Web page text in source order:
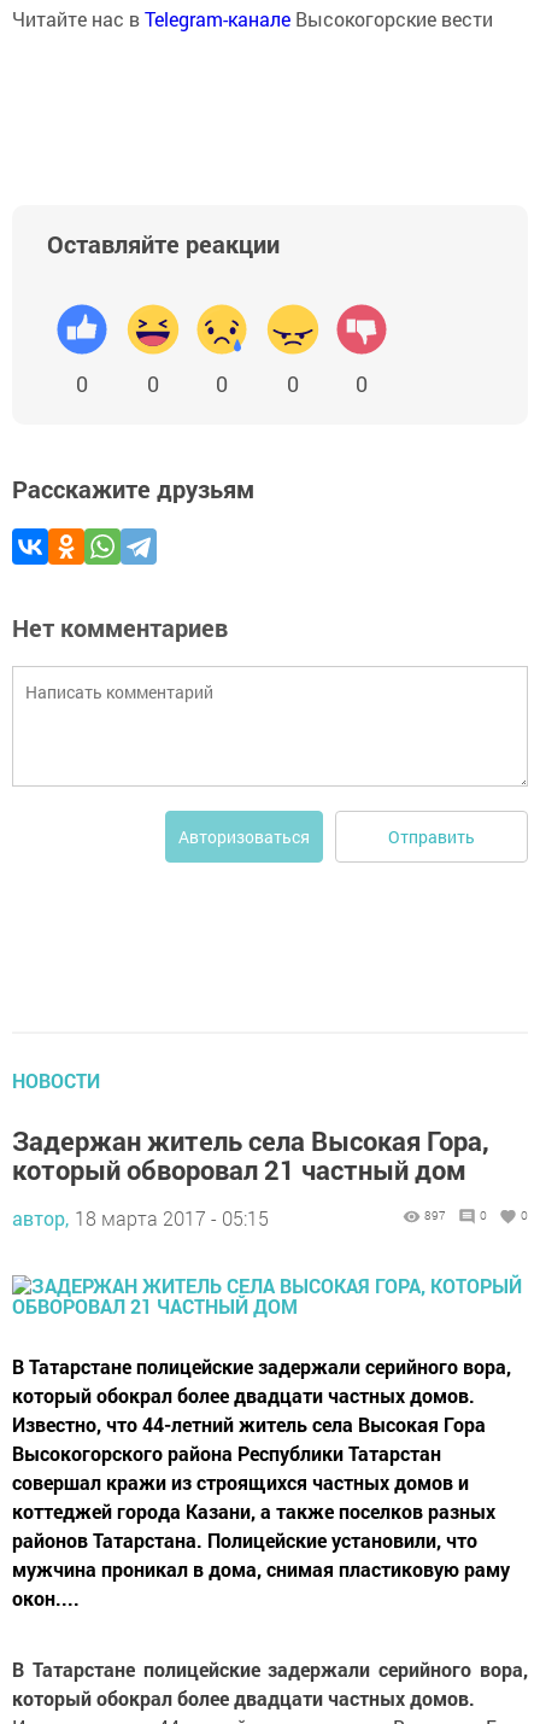
Читайте нас вTelegram-канале Высокогорские вести
Оставляйте реакции
0 0 0 0 0
Расскажите друзьям
Нет комментариев
Авторизоваться Отправить
НОВОСТИ
Задержан житель села Высокая Гора,
который обворовал 21 частный дом‍
автор, 18 марта 2017 - 05:15 897 0 0
В Татарстане полицейские задержали серийного вора,
который обокрал более двадцати частных домов.
Известно, что 44-летний житель села Высокая Гора
Высокогорского района Республики Татарстан
совершал кражи из строящихся частных домов и
коттеджей города Казани, а также поселков разных
районов Татарстана. Полицейские установили, что
мужчина проникал в дома, снимая пластиковую раму
окон....
В Татарстане полицейские задержали серийного вора,
который обокрал более двадцати частных домов.